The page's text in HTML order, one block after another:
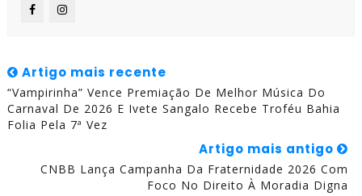
Artigo mais recente
“Vampirinha” Vence Premiação De Melhor Música Do
Carnaval De 2026 E Ivete Sangalo Recebe Troféu Bahia
Folia Pela 7ª Vez
Artigo mais antigo
CNBB Lança Campanha Da Fraternidade 2026 Com
Foco No Direito À Moradia Digna